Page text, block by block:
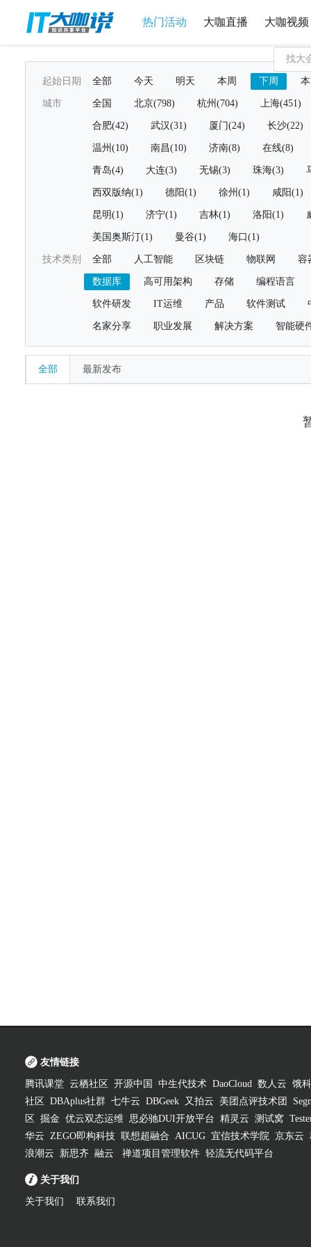
热门活动 大咖直播 大咖视频
起始日期 全部 今天 明天 本周 下周
城市 全国 北京(798) 杭州(704) 上海(451)
合肥(42) 武汉(31) 厦门(24) 长沙(22)
温州(10) 南昌(10) 济南(8) 在线(8)
青岛(4) 大连(3) 无锡(3) 珠海(3)
西双版纳(1) 德阳(1) 徐州(1) 咸阳(1)
昆明(1) 济宁(1) 吉林(1) 洛阳(1)
美国奥斯汀(1) 曼谷(1) 海口(1)
技术类别 全部 人工智能 区块链 物联网 容
数据库 高可用架构 存储 编程语言
软件研发 IT运维 产品 软件测试
名家分享 职业发展 解决方案 智能硬
全部 最新发布
友情链接
腾讯课堂 云栖社区 开源中国 中生代技术 DaoCloud 数人云 饿
社区
DBAplus社群 七牛云 DBGeek 又拍云 美团点评技术团
区
掘金 优云双态运维 思必驰DUI开放平台 精灵云 测试窝
华云 ZEGO即构科技 联想超融合 AICUG 宜信技术学院 京东云
浪潮云
新思齐 融云 禅道项目管理软件 轻流无代码平台
关于我们
关于我们 联系我们